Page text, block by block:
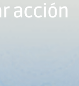
acción